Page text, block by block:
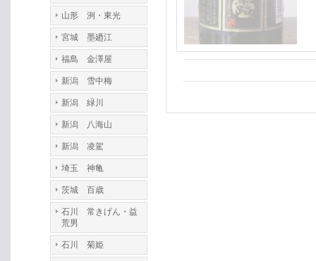
山形 洌・東光
宮城 墨廼江
福島 金澤屋
新潟 雪中梅
新潟 緑川
新潟 八海山
新潟 凌駕
埼玉 神亀
茨城 百歳
石川 常きげん・益
荒男
石川 菊姫